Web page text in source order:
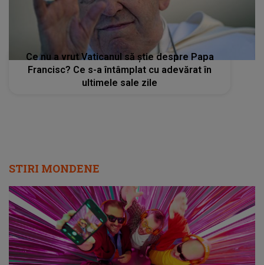
Ce nu a vrut Vaticanul să știe despre Papa
Francisc? Ce s-a întâmplat cu adevărat în
ultimele sale zile
STIRI MONDENE